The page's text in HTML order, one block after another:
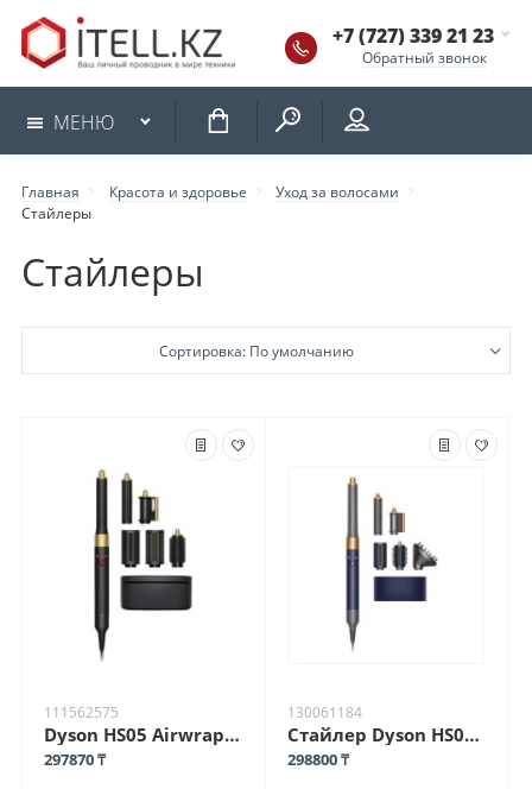
+7 (727) 339 21 23
Обратный звонок
МЕНЮ КОРЗИНА
Главная Красота и здоровье
Уход за волосами
Стайлеры
Стайлеры
Сортировка: По умолчанию
111562575
Dyson HS05 Airwrap Complete Long стайлер 1300 W черный
297870 ₸
130061184
Стайлер Dyson HS05 Airwrap Complete Long стайлер with Pouch 1300W
298800 ₸